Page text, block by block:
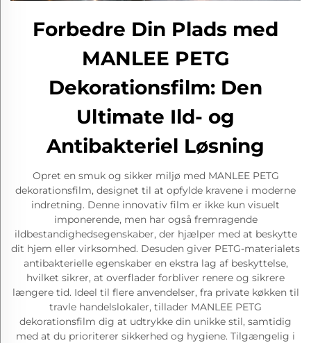
Forbedre Din Plads med
MANLEE PETG
Dekorationsfilm: Den
Ultimate Ild- og
Antibakteriel Løsning
Opret en smuk og sikker miljø med MANLEE PETG
dekorationsfilm, designet til at opfylde kravene i moderne
indretning. Denne innovativ film er ikke kun visuelt
imponerende, men har også fremragende
ildbestandighedsegenskaber, der hjælper med at beskytte
dit hjem eller virksomhed. Desuden giver PETG-materialets
antibakterielle egenskaber en ekstra lag af beskyttelse,
hvilket sikrer, at overflader forbliver renere og sikrere
længere tid. Ideel til flere anvendelser, fra private køkken til
travle handelslokaler, tillader MANLEE PETG
dekorationsfilm dig at udtrykke din unikke stil, samtidig
med at du prioriterer sikkerhed og hygiene. Tilgængelig i